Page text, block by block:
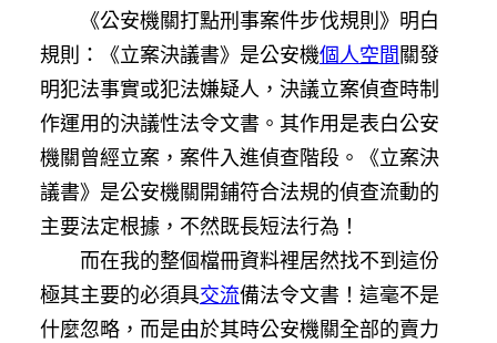
《公安機關打點刑事案件步伐規則》明白
規則：《立案決議書》是公安機個人空間關發
明犯法事實或犯法嫌疑人，決議立案偵查時制
作運用的決議性法令文書。其作用是表白公安
機關曾經立案，案件入進偵查階段。《立案決
議書》是公安機關開鋪符合法規的偵查流動的
主要法定根據，不然既長短法行為！
而在我的整個檔冊資料裡居然找不到這份
極其主要的必須具交流備法令文書！這毫不是
什麼忽略，而是由於其時公安機關全部的賣力